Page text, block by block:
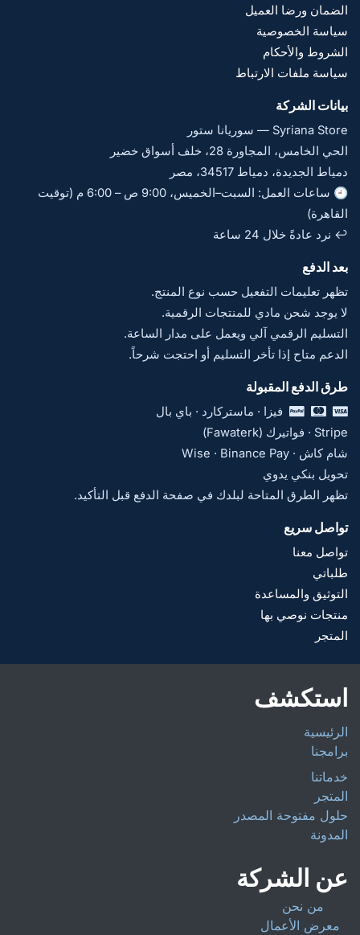
الضمان ورضا العميل
سياسة الخصوصية
الشروط والأحكام
سياسة ملفات الارتباط
بيانات الشركة
Syriana Store — سوريانا ستور
الحي الخامس، المجاورة 28، خلف أسواق خضير
دمياط الجديدة، دمياط 34517، مصر
🕘 ساعات العمل: السبت–الخميس، 9:00 ص – 6:00 م (توقيت
القاهرة)
↩️ نرد عادةً خلال 24 ساعة
بعد الدفع
تظهر تعليمات التفعيل حسب نوع المنتج.
لا يوجد شحن مادي للمنتجات الرقمية.
التسليم الرقمي آلي ويعمل على مدار الساعة.
الدعم متاح إذا تأخر التسليم أو احتجت شرحاً.
طرق الدفع المقبولة
فيزا · ماستركارد · باي بال
Stripe · فواتيرك (Fawaterk)
شام كاش · Wise · Binance Pay
تحويل بنكي يدوي
تظهر الطرق المتاحة لبلدك في صفحة الدفع قبل التأكيد.
تواصل سريع
تواصل معنا
طلباتي
التوثيق والمساعدة
منتجات نوصي بها
المتجر
استكشف
الرئيسية
برامجنا
خدماتنا
المتجر
حلول مفتوحة المصدر
المدونة
عن الشركة
من نحن
معرض الأعمال